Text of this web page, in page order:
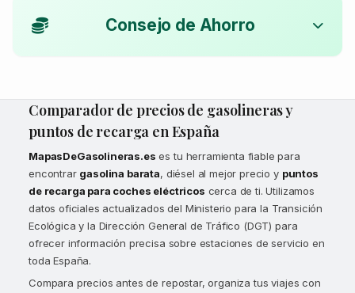
Consejo de Ahorro
Comparador de precios de gasolineras y
puntos de recarga en España
MapasDeGasolineras.es es tu herramienta fiable para
encontrar gasolina barata, diésel al mejor precio y puntos
de recarga para coches eléctricos cerca de ti. Utilizamos
datos oficiales actualizados del Ministerio para la Transición
Ecológica y la Dirección General de Tráfico (DGT) para
ofrecer información precisa sobre estaciones de servicio en
toda España.
Compara precios antes de repostar, organiza tus viajes con